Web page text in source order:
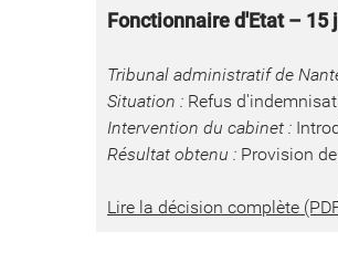
Fonctionnaire d'Etat – 15
Tribunal administratif de
Situation : Refus
Intervention du cabinet :
Résultat obtenu : Provision
Lire la décision complète